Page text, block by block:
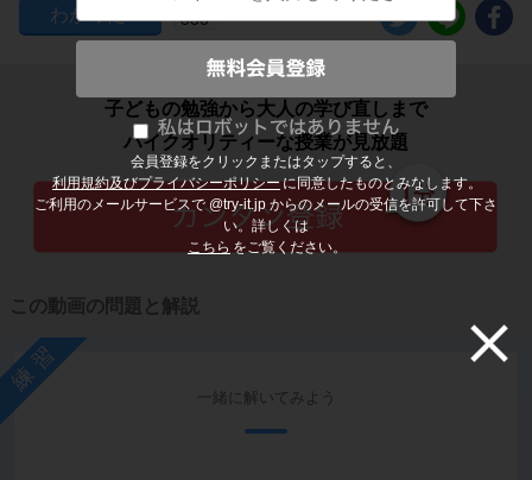
会員登録をクリックまたはタップすると、
利用規約及びプライバシーポリシーに同意したものとみなします。
ご利用のメールサービスで @try-it.jp からのメールの受信を許可して下さ
い。詳しくは
こちら をご覧ください。
386
子どもの勉強から大人の学び直しまで
ハイクオリティーな授業が見放題
この動画の問題と解説
練習
一緒に解いてみよう